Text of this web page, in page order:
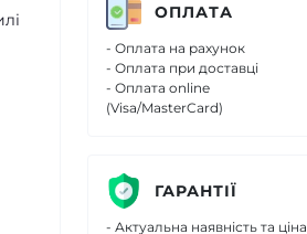
ОПЛАТА
- Оплата на рахунок
- Оплата при доставці
- Оплата online
(Visa/MasterCard)
ГАРАНТІЇ
- Актуальна наявність та ціна